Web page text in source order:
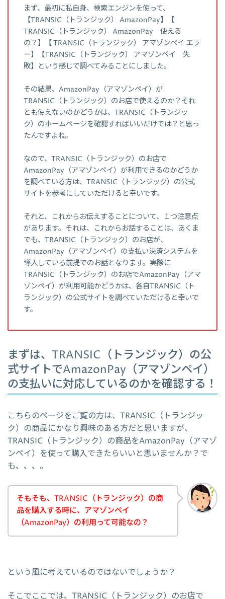
まず、最初に私自身、検索エンジンを使って、
【TRANSIC（トランジック） AmazonPay】【
TRANSIC（トランジック） AmazonPay 使える
の？】【 TRANSIC（トランジック） アマゾンペイ エラ
ー】【TRANSIC（トランジック） アマゾンペイ 失
敗】という感じで調べてみることにしました。
その結果、AmazonPay（アマゾンペイ）が
TRANSIC（トランジック）のお店で使えるのか？それ
とも使えないのかどうかは、TRANSIC（トランジッ
ク）のホームページを確認すればいいだけでは？と思っ
たんですよね。
なので、TRANSIC（トランジック）のお店で
AmazonPay（アマゾンペイ）が利用できるのかどうか
を調べている方は、TRANSIC（トランジック）の公式
サイトを参考にしていただけると幸いです。
それと、これからお伝えすることについて、１つ注意点
があります。それは、これからお話することは、あくま
でも、TRANSIC（トランジック）のお店が、
AmazonPay（アマゾンペイ）の支払い決済システムを
導入している前提でのお話となります。実際に
TRANSIC（トランジック）のお店でAmazonPay（アマ
ゾンペイ）が利用可能かどうかは、各自TRANSIC（ト
ランジック）の公式サイトを調べていただけると幸いで
す。
まずは、TRANSIC（トランジック）の公
式サイトでAmazonPay（アマゾンペイ）
の支払いに対応しているのかを確認する！
こちらのページをご覧の方は、TRANSIC（トランジッ
ク）の商品にかなり興味のある方だと思いますが、
TRANSIC（トランジック）の商品をAmazonPay（アマゾ
ンペイ）を使って購入できたらいいと思いませんか？で
も、、、。
そもそも、TRANSIC（トランジック）の商
品を購入する時に、アマゾンペイ
（AmazonPay）の利用って可能なの？
という風に考えているのではないでしょうか？
そこでここでは、TRANSIC（トランジック）のお店で